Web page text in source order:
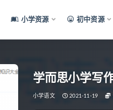
小学资源 初中资源
学而思小学写
小学语文 2021-11-19